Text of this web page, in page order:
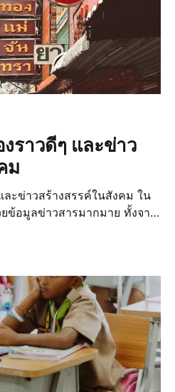
ราวดีๆ และข่าว
ม
ข่าวสร้างสรรค์ในสังคม ใน
ข้อมูลข่าวสารมากมาย ทั้งจาก
ว บ่อยครั้งที่ ข่าวล่าสุด หรือ